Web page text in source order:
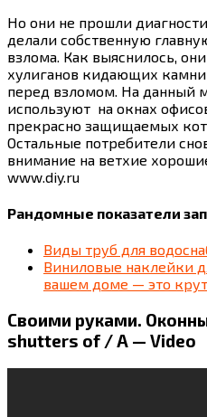
Но они не прошли
делали собственную
взлома. Как выяснилось,
хулиганов кидающих
перед взломом. На данный
используют на окнах
прекрасно защищаемых
Остальные потребители
внимание на ветхие
www.diy.ru
Рандомные показатели
Виды труб для
Виниловые наклейки
вашем доме — это
Своими руками.
shutters of / A — Video